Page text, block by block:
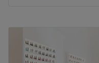
Mercoledì
Giovedì